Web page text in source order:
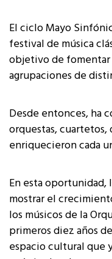
El ciclo Mayo
festival de música
objetivo de
agrupaciones de
Desde entonces, ha
orquestas, cuartetos,
enriquecieron cada
En esta
mostrar el
los músicos de la
primeros diez años
espacio cultural que